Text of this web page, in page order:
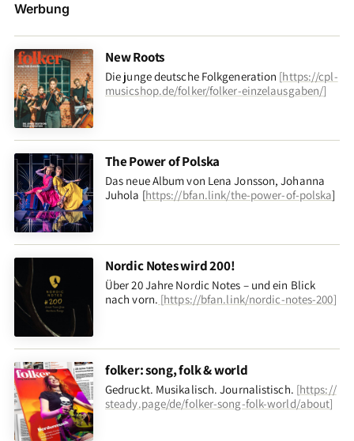
Werbung
New Roots
Die junge deutsche Folkgeneration [https://cpl-
musicshop.de/folker/folker-einzelausgaben/]
The Power of Polska
Das neue Album von Lena Jonsson, Johanna
Juhola [https://bfan.link/the-power-of-polska]
Nordic Notes wird 200!
Über 20 Jahre Nordic Notes – und ein Blick
nach vorn. [https://bfan.link/nordic-notes-200]
folker: song, folk & world
Gedruckt. Musikalisch. Journalistisch. [https://
steady.page/de/folker-song-folk-world/about]